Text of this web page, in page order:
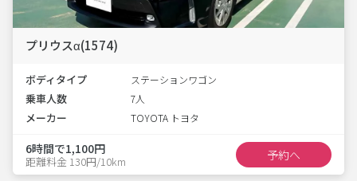
プリウスα(1574)
ボディタイプ ステーションワゴン
乗車人数 7人
メーカー TOYOTA トヨタ
6時間で1,100円
距離料金 130円/10km 予約へ